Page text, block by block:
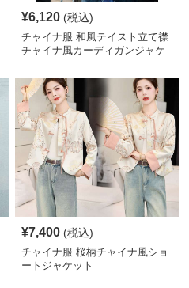
¥6,120 (税込)
チャイナ服 和風テイスト立て襟
チャイナ風カーディガンジャケ
¥7,400 (税込)
チャイナ服 桜柄チャイナ風ショ
ートジャケット